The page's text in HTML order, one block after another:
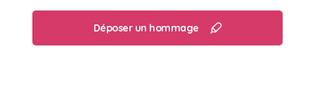
Déposer un hommage